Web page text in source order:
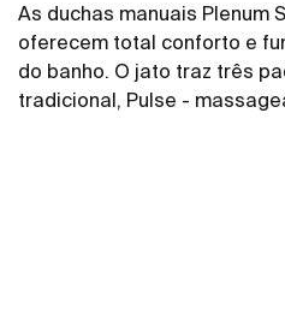
As duchas manuais Plenum
oferecem total conforto e
do banho. O jato traz três
tradicional, Pulse -